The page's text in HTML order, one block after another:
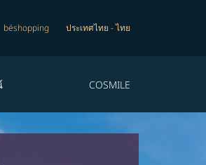
béshopping ประเทศไทย -ไทย
COSMILE